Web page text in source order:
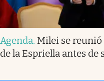
Agenda. Milei se reunió
de la Espriella antes